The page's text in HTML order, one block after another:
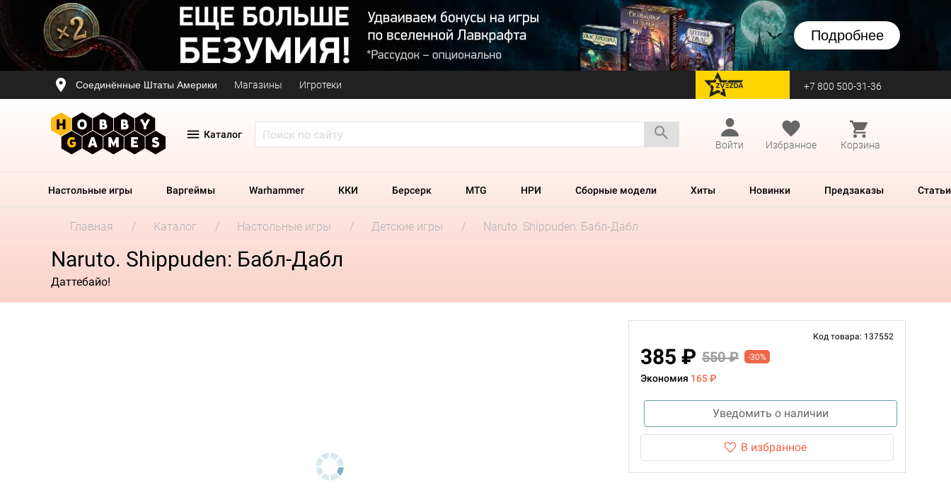
Подробнее
Соединённые Штаты Америки Магазины Игротеки перейти на Zvezda +7 800 500-31-36
Каталог
Войти
Избранное Корзина
Настольные игры Варгеймы Warhammer ККИ Берсерк MTG НРИ Сборные модели Хиты Новинки Предзаказы Статьи
Главная Каталог Настольные игры Детские игры Naruto. Shippuden: Бабл-Дабл
Naruto. Shippuden: Бабл-Дабл
Даттебайо!
Код товара: 137552
385 ₽ 550 ₽ -30%
Экономия 165 ₽
Уведомить о наличии
В избранное